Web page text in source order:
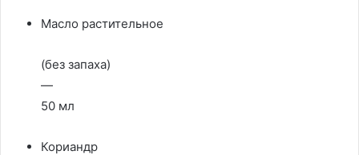
Масло растительное
(без запаха)
—
50 мл
Кориандр